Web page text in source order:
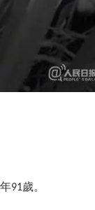
91歲。